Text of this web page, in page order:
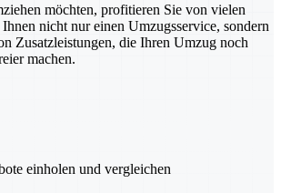
möchten, profitieren Sie von vielen
nicht nur einen Umzugsservice, sondern
Zusatzleistungen, die Ihren Umzug noch
machen.
einholen und vergleichen